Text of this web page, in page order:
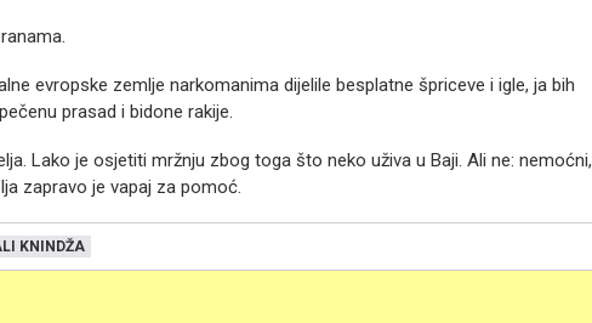
evropske zemlje narkomanima dijelile besplatne špriceve i igle, ja bih
prasad i bidone rakije.
Lako je osjetiti mržnju zbog toga što neko uživa u Baji. Ali ne: nemoćni,
zapravo je vapaj za pomoć.
KNINDŽA